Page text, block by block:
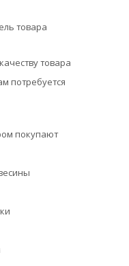
товара
товара
потребуется
покупают